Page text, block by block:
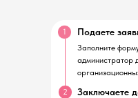
Заключаете
2
Подаете
Заполните
администратор
1